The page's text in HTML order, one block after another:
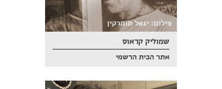
שמוליק קראוס
אתר הבית הרשמי